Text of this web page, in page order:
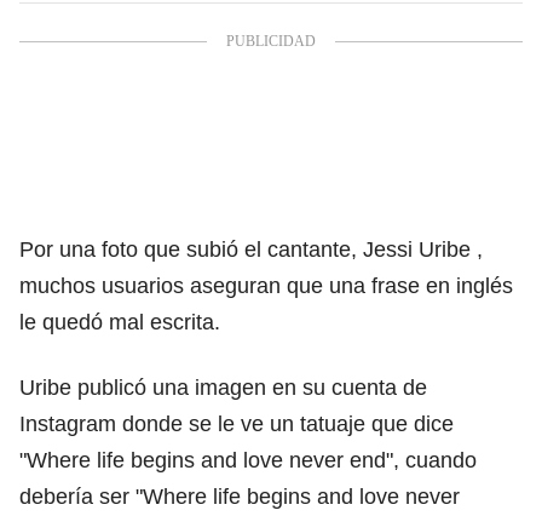
Por una foto que subió el cantante, Jessi Uribe ,
muchos usuarios aseguran que una frase en inglés
le quedó mal escrita.
Uribe publicó una imagen en su cuenta de
Instagram donde se le ve un tatuaje que dice
"Where life begins and love never end", cuando
debería ser "Where life begins and love never